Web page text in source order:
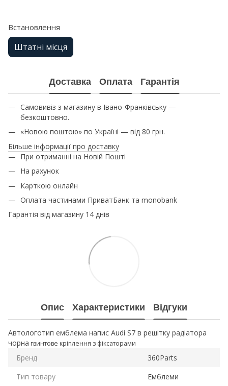
Встановлення
Штатні місця
Доставка Оплата Гарантія
Самовивіз з магазину в Івано-Франківську —
безкоштовно.
«Новою поштою» по Україні — від 80 грн.
Більше інформації про доставку
При отриманні на Новій Пошті
На рахунок
Карткою онлайн
Оплата частинами ПриватБанк та monobank
Гарантія від магазину 14 днів
Опис Характеристики Відгуки
Автологотип емблема напис Audi S7 в решітку радіатора
чорна гвинтове кріплення з фіксаторами
Бренд
360Parts
Тип товару
Емблеми